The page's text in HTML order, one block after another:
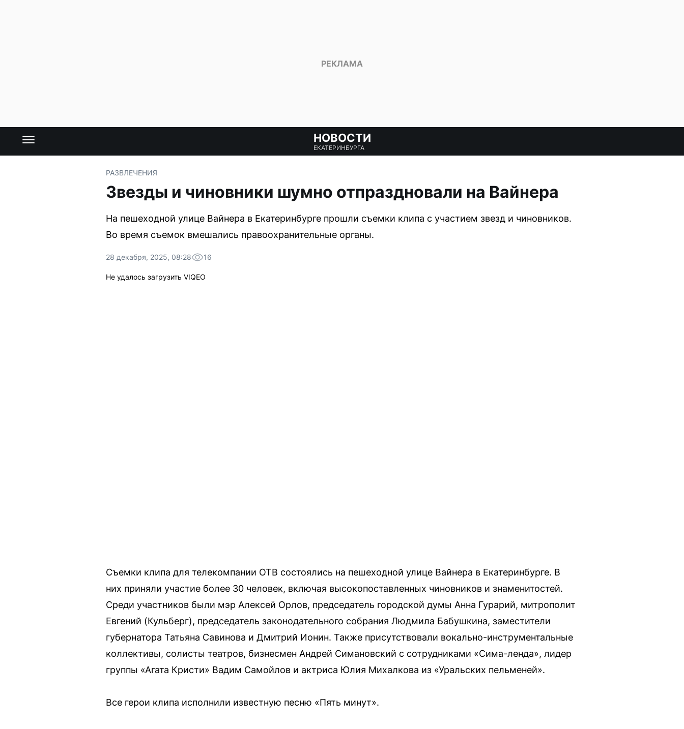
НОВОСТИ
ЕКАТЕРИНБУРГА
РАЗВЛЕЧЕНИЯ
Звезды и чиновники шумно отпраздновали на Вайнера
На пешеходной улице Вайнера в Екатеринбурге прошли съемки клипа с участием звезд и чиновников.
Во время съемок вмешались правоохранительные органы.
28 декабря, 2025, 08:28 16
Не удалось загрузить VIQEO
Съемки клипа для телекомпании ОТВ состоялись на пешеходной улице Вайнера в Екатеринбурге. В
них приняли участие более 30 человек, включая высокопоставленных чиновников и знаменитостей.
Среди участников были мэр Алексей Орлов, председатель городской думы Анна Гурарий, митрополит
Евгений (Кульберг), председатель законодательного собрания Людмила Бабушкина, заместители
губернатора Татьяна Савинова и Дмитрий Ионин. Также присутствовали вокально-инструментальные
коллективы, солисты театров, бизнесмен Андрей Симановский с сотрудниками «Сима-ленда», лидер
группы «Агата Кристи» Вадим Самойлов и актриса Юлия Михалкова из «Уральских пельменей».
Все герои клипа исполнили известную песню «Пять минут».